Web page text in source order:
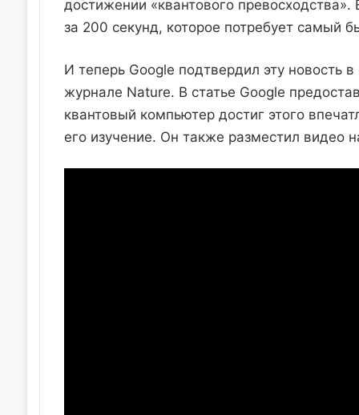
достижении «квантового
за 200 секунд, которое потребует самый
И теперь Google подтвердил эту новость
журнале Nature. В статье Google
квантовый компьютер достиг этого
его изучение. Он также разместил видео